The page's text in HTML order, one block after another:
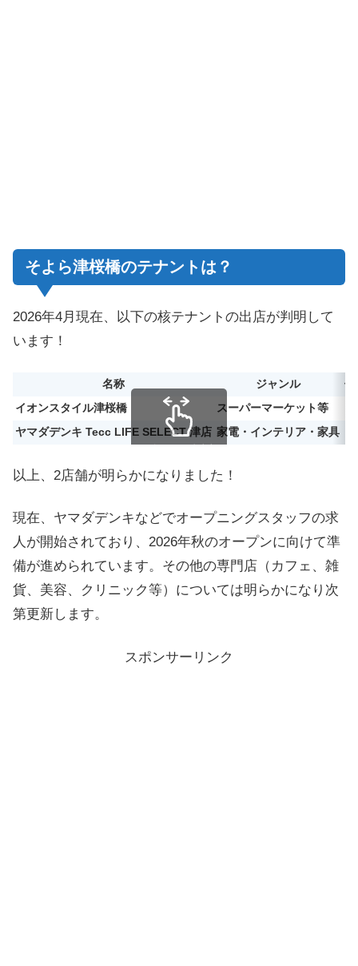
そよら津桜橋のテナントは？
2026年4月現在、以下の核テナントの出店が判明して
います！
名称 ジャンル
備
イオンスタイル津桜橋
スーパーマーケット等
ヤマダデンキ Tecc LIFE SELECT 津店 家電・インテリア・家具
スクロールできます
以上、2店舗が明らかになりました！
現在、ヤマダデンキなどでオープニングスタッフの求
人が開始されており、2026年秋のオープンに向けて準
備が進められています。その他の専門店（カフェ、雑
貨、美容、クリニック等）については明らかになり次
第更新します。
スポンサーリンク